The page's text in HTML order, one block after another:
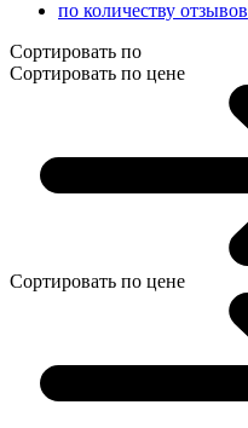
по количеству отзывов
Сортировать по
Сортировать по цене
Сортировать по цене